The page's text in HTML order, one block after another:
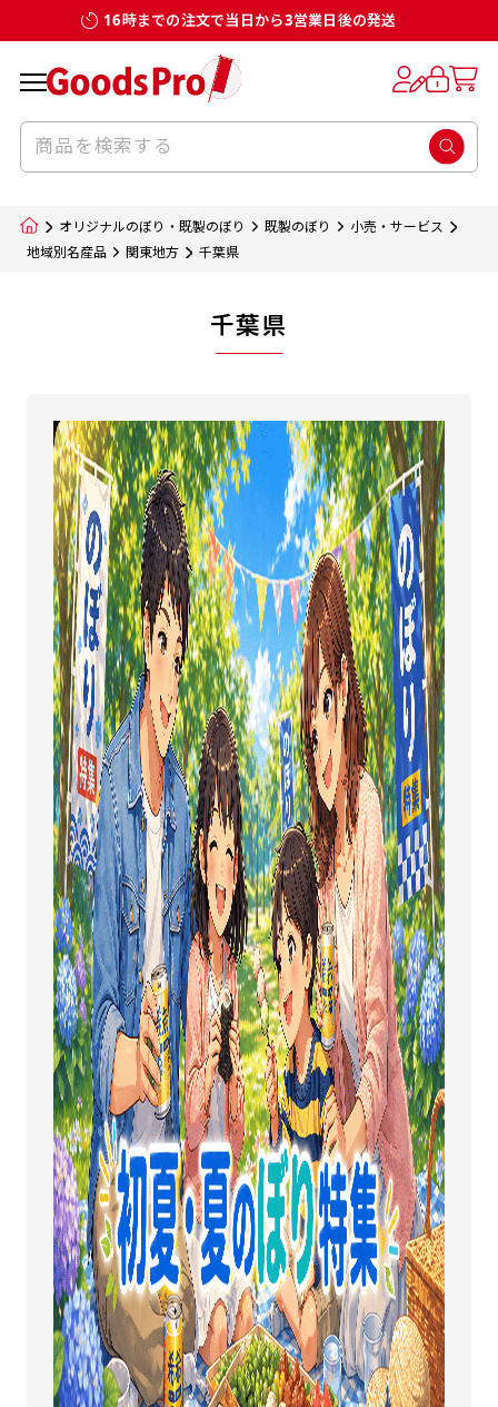
16時までの注文で当日から3営業日後の発送
オリジナルのぼり・既製のぼり 既製のぼり
小売・サービス
地域別名産品
関東地方 千葉県
千葉県